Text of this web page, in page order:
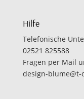
Hilfe
Telefonische
02521 825588
Fragen per Mail
design-blume@t-